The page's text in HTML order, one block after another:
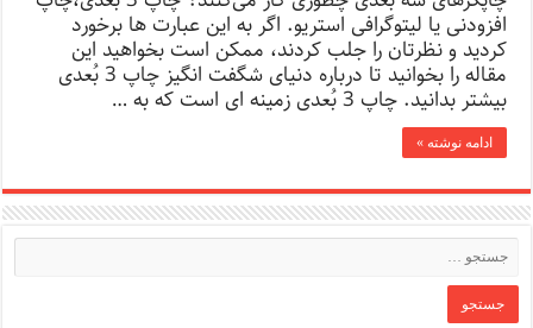
افزودنی یا لیتوگرافی استریو. اگر به این عبارت ها برخورد
کردید و نظرتان را جلب کردند، ممکن است بخواهید این
مقاله را بخوانید تا درباره دنیای شگفت انگیز چاپ 3 بُعدی
بیشتر بدانید. چاپ 3 بُعدی زمینه ای است که به …
ادامه نوشته »